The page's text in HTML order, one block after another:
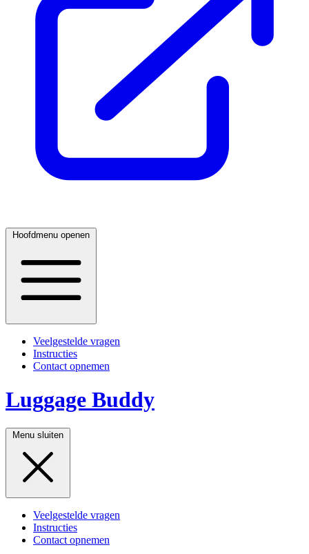
Hoofdmenu openen
Veelgestelde vragen
Instructies
Contact opnemen
Luggage Buddy
Menu sluiten
Veelgestelde vragen
Instructies
Contact opnemen